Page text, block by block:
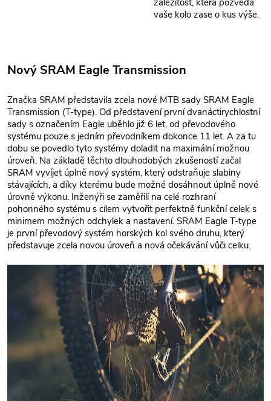
záležitost, která pozvedá
vaše kolo zase o kus výše.
Nový SRAM Eagle Transmission
Značka SRAM představila zcela nové MTB sady SRAM Eagle
Transmission (T-type). Od představení první dvanáctirychlostní
sady s označením Eagle uběhlo již 6 let, od převodového
systému pouze s jedním převodníkem dokonce 11 let. A za tu
dobu se povedlo tyto systémy doladit na maximální možnou
úroveň. Na základě těchto dlouhodobých zkušeností začal
SRAM vyvíjet úplně nový systém, který odstraňuje slabiny
stávajících, a díky kterému bude možné dosáhnout úplně nové
úrovně výkonu. Inženýři se zaměřili na celé rozhraní
pohonného systému s cílem vytvořit perfektně funkční celek s
minimem možných odchylek a nastavení. SRAM Eagle T-type
je první převodový systém horských kol svého druhu, který
představuje zcela novou úroveň a nová očekávání vůči celku.